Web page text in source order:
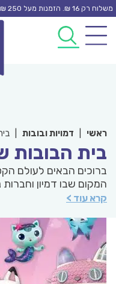
Skip
content
משלוח רק 16 ₪. הזמנות מעל 250 ₪ משלוח נק’ איסוף חינם
ראשי דמויות ובובות
בית הבובות
ברוכים הבאים לעולם
המקום שבו דמיון
מבחר גדול של בובות,
המשחק עם הדמויות של
סיפורים ומשחקי דמיון
מגוון מוצרים איכותיים
להרפתקה חדשה בבית
קרא עוד >